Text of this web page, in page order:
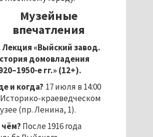
Музейные
впечатления
Лекция «Выйский завод.
домовладения
–1950-е гг.» (12+).
и когда? 17 июля в 14:00
краеведческом
(пр. Ленина, 1).
После 1916 года